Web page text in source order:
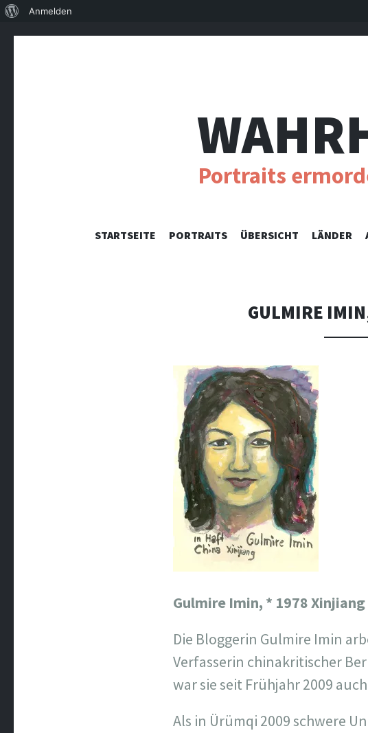
Portraits
STARTSEITE PORTRAITS ÜBERSICHT LÄNDER
GULMIRE
Gulmire Imin, * 1978
Die Bloggerin Gulmire Imin
Verfasserin chinakritischer
war sie seit Frühjahr 2009
Als in Ürümqi 2009 schwere
Über
Anmelden